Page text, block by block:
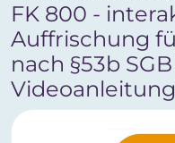
FK 800 -
Auffrischung
nach §53b